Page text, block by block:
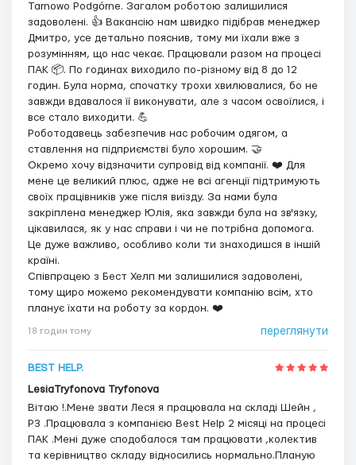
Tarnowo Podgórne. Загалом роботою залишилися
задоволені. 👍 Вакансію нам швидко підібрав менеджер
Дмитро, усе детально пояснив, тому ми їхали вже з
розумінням, що нас чекає. Працювали разом на процесі
ПАК 📦. По годинах виходило по-різному від 8 до 12
годин. Була норма, спочатку трохи хвилювалися, бо не
завжди вдавалося її виконувати, але з часом освоїлися, і
все стало виходити. 💪
Роботодавець забезпечив нас робочим одягом, а
ставлення на підприємстві було хорошим. 🤝
Окремо хочу відзначити супровід від компанії. ❤️ Для
мене це великий плюс, адже не всі агенції підтримують
своїх працівників уже після виїзду. За нами була
закріплена менеджер Юлія, яка завжди була на зв'язку,
цікавилася, як у нас справи і чи не потрібна допомога.
Це дуже важливо, особливо коли ти знаходишся в іншій
країні.
Співпрацею з Бест Хелп ми залишилися задоволені,
тому щиро можемо рекомендувати компанію всім, хто
планує їхати на роботу за кордон. ❤️
18 годин тому переглянути
BEST HELP.
LesiaTryfonova Tryfonova
Вітаю !.Мене звати Леся я працювала на складі Шейн ,
Р3 .Працювала з компанією Best Help 2 місяці на процесі
ПАК .Мені дуже сподобалося там працювати ,колектив
та керівництво складу відносились нормально.Планую